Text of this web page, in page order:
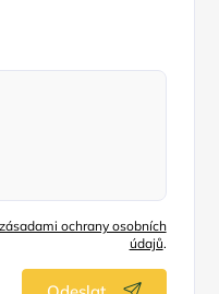
zásadami ochrany osobních
údajů.